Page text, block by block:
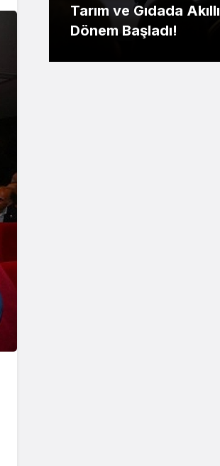
Tarım ve Gıdada Akıllı
Dönem Başladı!